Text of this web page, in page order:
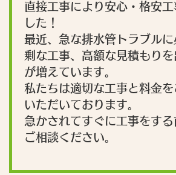
直接工事により安心・格安
した！
最近、急な排水管トラブル
剰な工事、高額な見積もり
が増えています。
私たちは適切な工事と料金
いただいております。
急かされてすぐに工事をす
ご相談ください。